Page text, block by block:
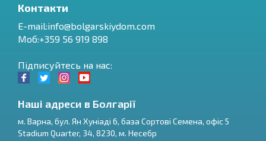
Контакти
E-mail:info@bolgarskiydom.com
Моб:+359 56 919 898
Підписуйтесь на нас:
Наші адреси в Болгарії
м. Варна, бул. Ян Хуніаді 6, база Сортові Семена, офіс 5
Stadium Quarter, 34, 8230, м. Несебр